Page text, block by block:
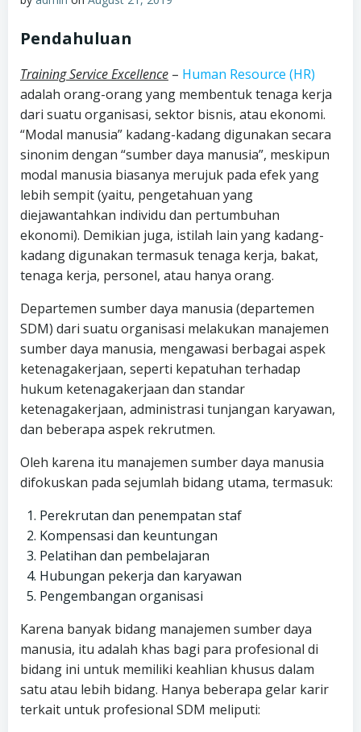
Pendahuluan
Training Service Excellence – Human Resource (HR)
adalah orang-orang yang membentuk tenaga kerja
dari suatu organisasi, sektor bisnis, atau ekonomi.
“Modal manusia” kadang-kadang digunakan secara
sinonim dengan “sumber daya manusia”, meskipun
modal manusia biasanya merujuk pada efek yang
lebih sempit (yaitu, pengetahuan yang
diejawantahkan individu dan pertumbuhan
ekonomi). Demikian juga, istilah lain yang kadang-
kadang digunakan termasuk tenaga kerja, bakat,
tenaga kerja, personel, atau hanya orang.
Departemen sumber daya manusia (departemen
SDM) dari suatu organisasi melakukan manajemen
sumber daya manusia, mengawasi berbagai aspek
ketenagakerjaan, seperti kepatuhan terhadap
hukum ketenagakerjaan dan standar
ketenagakerjaan, administrasi tunjangan karyawan,
dan beberapa aspek rekrutmen.
Oleh karena itu manajemen sumber daya manusia
difokuskan pada sejumlah bidang utama, termasuk:
Perekrutan dan penempatan staf
Kompensasi dan keuntungan
Pelatihan dan pembelajaran
Hubungan pekerja dan karyawan
Pengembangan organisasi
Karena banyak bidang manajemen sumber daya
manusia, itu adalah khas bagi para profesional di
bidang ini untuk memiliki keahlian khusus dalam
satu atau lebih bidang. Hanya beberapa gelar karir
terkait untuk profesional SDM meliputi: